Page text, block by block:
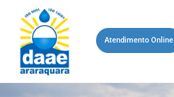
Atendimento Online